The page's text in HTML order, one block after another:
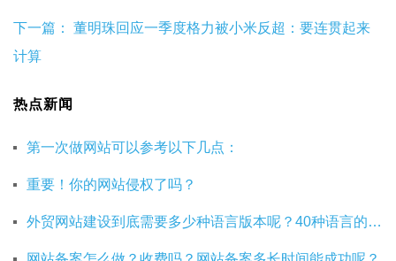
下一篇： 董明珠回应一季度格力被小米反超：要连贯起来
计算
热点新闻
第一次做网站可以参考以下几点：
重要！你的网站侵权了吗？
外贸网站建设到底需要多少种语言版本呢？40种语言的网站建设有必要吗？